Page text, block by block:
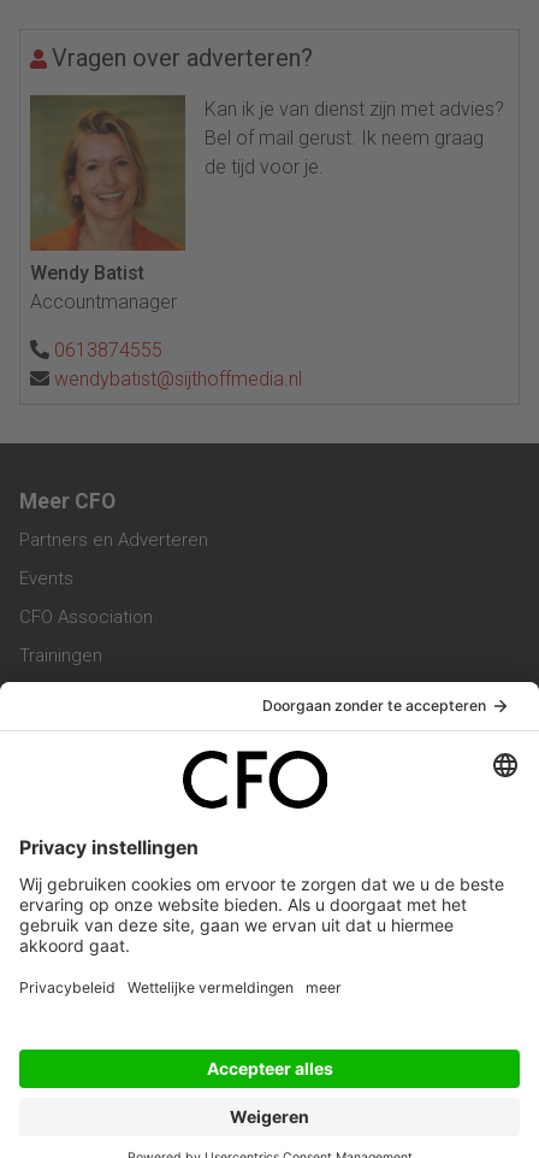
Vragen over adverteren?
Kan ik je van dienst zijn met advies?
Bel of mail gerust. Ik neem graag
de tijd voor je.
Wendy Batist
Accountmanager
0613874555
wendybatist@sijthoffmedia.nl
Meer CFO
Partners en Adverteren
Events
CFO Association
Trainingen
Vacatures
Service & Contact
Werken bij ons
Privacy Statement
Algemene Voorwaarden